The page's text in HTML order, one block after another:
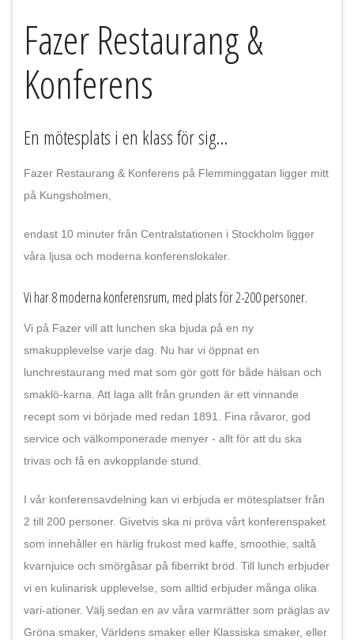
Fazer Restaurang &
Konferens
En mötesplats i en klass för sig...
Fazer Restaurang & Konferens på Flemminggatan ligger mitt
på Kungsholmen,
endast 10 minuter från Centralstationen i Stockholm ligger
våra ljusa och moderna konferenslokaler.
Vi har 8 moderna konferensrum, med plats för 2-200 personer.
Vi på Fazer vill att lunchen ska bjuda på en ny
smakupplevelse varje dag. Nu har vi öppnat en
lunchrestaurang med mat som gör gott för både hälsan och
smaklö-karna. Att laga allt från grunden är ett vinnande
recept som vi började med redan 1891. Fina råvaror, god
service och välkomponerade menyer - allt för att du ska
trivas och få en avkopplande stund.
I vår konferensavdelning kan vi erbjuda er mötesplatser från
2 till 200 personer. Givetvis ska ni pröva vårt konferenspaket
som innehåller en härlig frukost med kaffe, smoothie, saltå
kvarnjuice och smörgåsar på fiberrikt bröd. Till lunch erbjuder
vi en kulinarisk upplevelse, som alltid erbjuder många olika
vari-ationer. Välj sedan en av våra varmrätter som präglas av
Gröna smaker, Världens smaker eller Klassiska smaker, eller